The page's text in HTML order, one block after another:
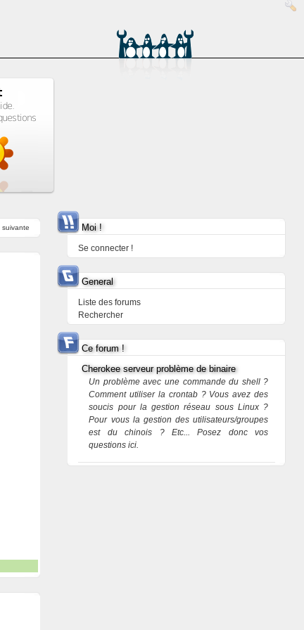
suivante Moi !
Se connecter !
General
Liste des forums
Rechercher
Ce forum !
Cherokee serveur problème de binaire
Un problème avec une commande du shell ?
Comment utiliser la crontab ? Vous avez des
soucis pour la gestion réseau sous Linux ?
Pour vous la gestion des utilisateurs/groupes
est du chinois ? Etc... Posez donc vos
questions ici.